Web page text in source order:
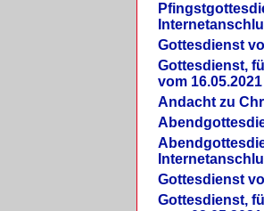
Gottesdienst
Gottesdienst,
vom 16.05.2021
Andacht zu
Gottesdienst
Gottesdienst,